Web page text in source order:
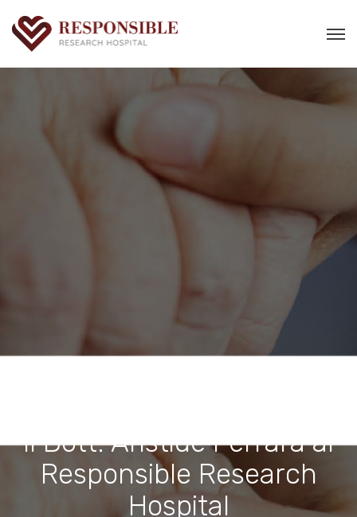
Il Dott. Aristide Ferrara al
Responsible Research
Hospital